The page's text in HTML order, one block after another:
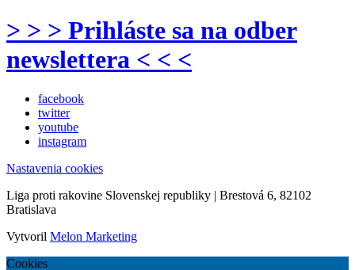
> > > Prihláste sa na odber
newslettera < < <
facebook
twitter
youtube
instagram
Nastavenia cookies
Liga proti rakovine Slovenskej republiky | Brestová 6, 82102
Bratislava
Vytvoril Melon Marketing
Cookies